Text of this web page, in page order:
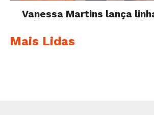
Vanessa Martins lança
Mais Lidas